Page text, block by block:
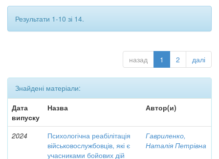
Результати 1-10 зі 14.
назад 1 2 далі
Знайдені матеріали:
Дата
випуску
Назва Автор(и)
2024
Психологічна реабілітація
військовослужбовців, які є
учасниками бойових дій
Гавриленко,
Наталія Петрівна